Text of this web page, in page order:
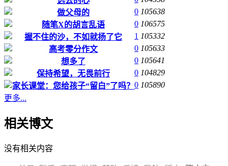
做父母的
0 105638
随笔X的胡言乱语
0 106575
握不住的沙，不如就扬了它
1 105332
高考零分作文
0 105633
想多了
0 105641
保持希望，无畏前行
0 104829
家长课堂：您给孩子“留白”了吗？ 0 105890
更多...
相关博文
没有相关内容